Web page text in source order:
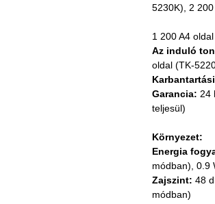
5230K), 2
1 200 A4
Az induló
oldal (TK-
Garancia: 24
teljesül)
Környezet:
Energia
módban), 0.9
Zajszint: 48
módban)